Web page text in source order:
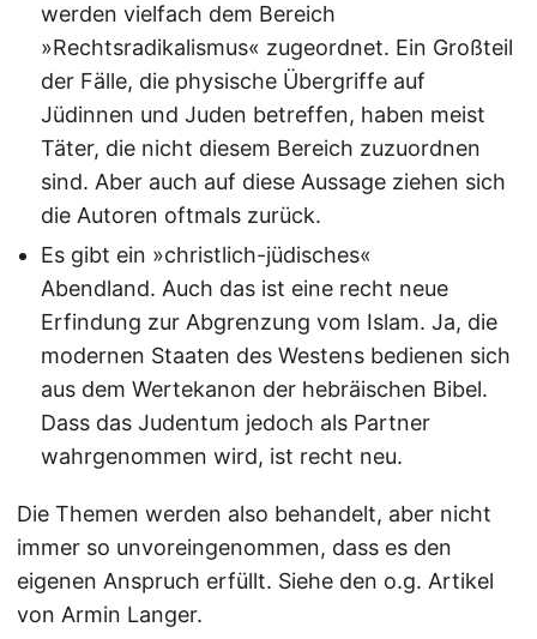
werden vielfach dem Bereich
»Rechtsradikalismus« zugeordnet. Ein Großteil
der Fälle, die physische Übergriffe auf
Jüdinnen und Juden betreffen, haben meist
Täter, die nicht diesem Bereich zuzuordnen
sind. Aber auch auf diese Aussage ziehen sich
die Autoren oftmals zurück.
Es gibt ein »christlich-jüdisches«
Abendland. Auch das ist eine recht neue
Erfindung zur Abgrenzung vom Islam. Ja, die
modernen Staaten des Westens bedienen sich
aus dem Wertekanon der hebräischen Bibel.
Dass das Judentum jedoch als Partner
wahrgenommen wird, ist recht neu.
Die Themen werden also behandelt, aber nicht
immer so unvoreingenommen, dass es den
eigenen Anspruch erfüllt. Siehe den o.g. Artikel
von Armin Langer.